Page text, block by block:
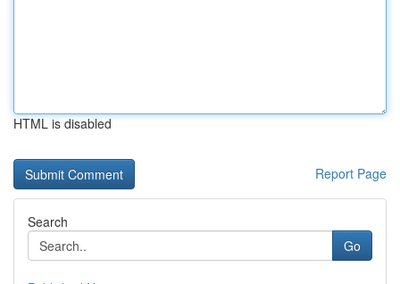
HTML is disabled
Report Page
Search
Go